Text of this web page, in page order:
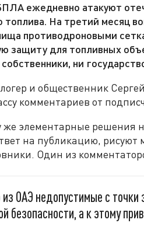
ежедневно атакуют
топлива. На третий месяц
противодроновыми
защиту для топливных
ни
и общественник
комментариев от
же элементарные решения
на публикацию,
Один из
ОАЭ недопустимые с
безопасности, а к этому